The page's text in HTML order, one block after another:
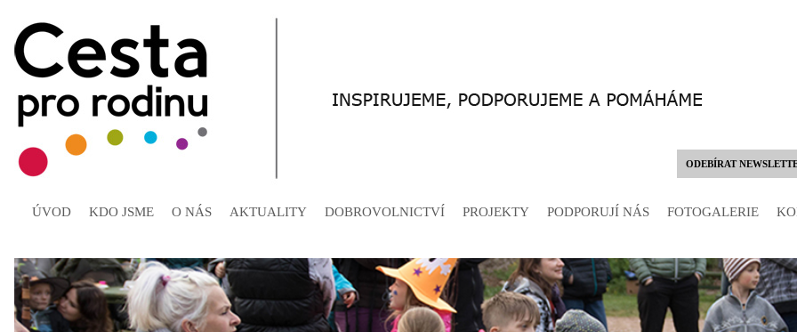
ÚVOD KDO JSME O NÁS AKTUALITY DOBROVOLNICTVÍ PROJEKTY PODPORUJÍ NÁS FOTOGALERIE
ODEBÍRAT